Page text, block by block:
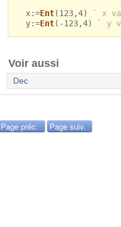
x:=Ent(123,4)
` x
y:=Ent(-123,4) ` y
Voir aussi
Dec
Page préc. Page suiv.